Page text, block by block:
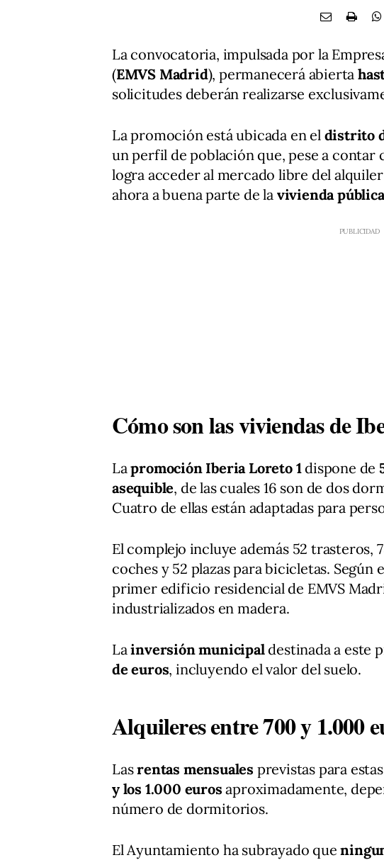
La convocatoria, impulsada por la
(EMVS Madrid), permanecerá abierta
solicitudes deberán realizarse
La promoción está ubicada en el distrito
un perfil de población que, pese a contar
logra acceder al mercado libre del
ahora a buena parte de la vivienda
Cómo son las viviendas de
Lapromoción Iberia Loreto 1dispone de
asequible, de las cuales 16 son de dos
Cuatro de ellas están adaptadas para
El complejo incluye además 52 trasteros,
coches y 52 plazas para bicicletas.
primer edificio residencial de EMVS
industrializados en madera.
Lainversión municipaldestinada a este
de euros, incluyendo el valor del suelo.
Alquileres entre 700 y 1.000
Lasrentas mensuales previstas para
y los 1.000 euros aproximadamente,
número de dormitorios.
El Ayuntamiento ha subrayado que